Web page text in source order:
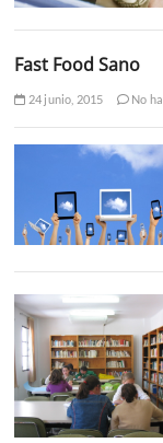
Fast Food Sano
24 junio, 2015 No